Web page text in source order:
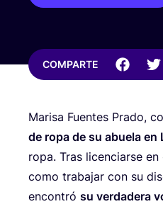
COMPARTE
Mari­sa Fuen­tes Pra­do,
de ropa de su abue­la en
ropa. Tras licen­ciar­se
como tra­ba­jar con su
encon­tró su ver­da­de­ra